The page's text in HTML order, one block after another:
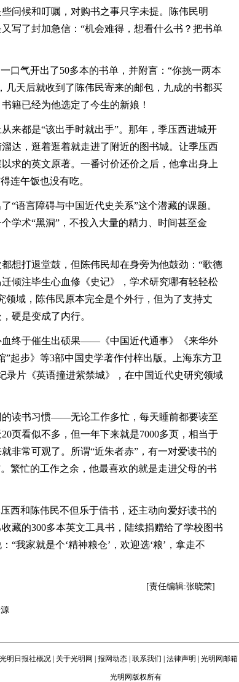
问候和叮嘱，对购书之事只字未提。陈伟民明
写了封加急信：“机会难得，想看什么书？把书单
口气开出了50多本的书单，并附言：“你挑一两本
天后就收到了陈伟民寄来的邮包，九成的书都买
籍已经为他选定了今生的新娘！
来都是“该出手时就出手”。那年，季压西进城开
达，逛着逛着就走进了附近的图书城。让季压西
求的英文原著。一番讨价还价之后，他拿出身上
连午饭也没有吃。
“语言障碍与中国近代史关系”这个潜藏的课题。
学术“黑洞”，不投入大量的精力、时间甚至金
想打退堂鼓，但陈伟民却在身旁为他鼓劲：“歌德
倾注毕生心血修《史记》，学术研究哪有轻轻松
领域，陈伟民原本完全是个外行，但为了支持丈
硬是变成了内行。
终于催生出硕果——《中国近代通事》《来华外
”起步》等3部中国史学著作付梓出版。上海东方卫
录片《英语撞进紫禁城》，在中国近代史研究领域
读书习惯——无论工作多忙，每天睡前都要读至
页看似不多，但一年下来就是7000多页，相当于
非常可观了。所谓“近朱者赤”，有一对爱读书的
繁忙的工作之余，他最喜欢的就是走进父母的书
西和陈伟民不但乐于借书，还主动向爱好读书的
藏的300多本英文工具书，陆续捐赠给了学校图书
“我家就是个‘精神粮仓’，欢迎选‘粮’，拿走不
[责任编辑:张晓荣]
光明日报社概况 关于光明网 报网动态 联系我们 法律声明 光明网邮箱
光明网版权所有